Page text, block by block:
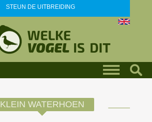
STEUN DE UITBREIDING
KLEIN WATERHOEN